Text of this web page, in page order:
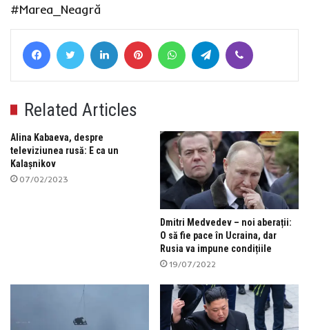
#Marea_Neagră
FacebookTwitter LinkedIn Pinterest WhatsAppTelegram
Related Articles
Alina Kabaeva, despre
televiziunea rusă: E ca un
Kalașnikov
07/02/2023
Dmitri Medvedev – noi aberații:
O să fie pace în Ucraina, dar
Rusia va impune condițiile
19/07/2022